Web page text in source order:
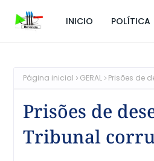
INICIO POLÍTICA
Página inicial GERAL Prisões de
Prisões de
Tribunal